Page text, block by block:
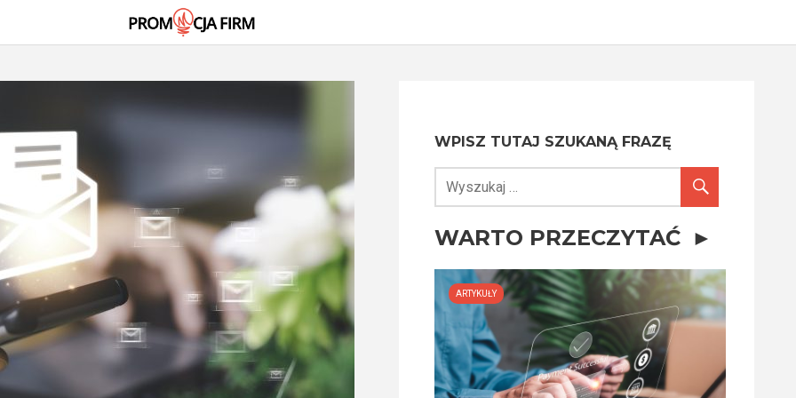
WPISZ TUTAJ SZUKANĄ FRAZĘ
WARTO PRZECZYTAĆ
ARTYKUŁY